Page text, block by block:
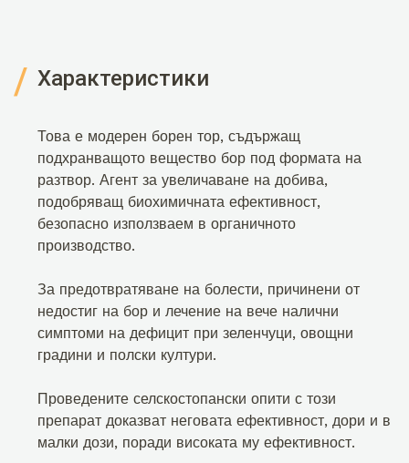
Характеристики
Това е модерен борен тор, съдържащ
подхранващото вещество бор под формата на
разтвор. Агент за увеличаване на добива,
подобряващ биохимичната ефективност,
безопасно използваем в органичното
производство.
За предотвратяване на болести, причинени от
недостиг на бор и лечение на вече налични
симптоми на дефицит при зеленчуци, овощни
градини и полски култури.
Проведените селскостопански опити с този
препарат доказват неговата ефективност, дори и в
малки дози, поради високата му ефективност.